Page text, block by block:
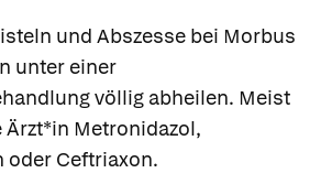
und Abszesse bei Morbus
unter einer
völlig abheilen. Meist
Ärzt*in Metronidazol,
oder Ceftriaxon.